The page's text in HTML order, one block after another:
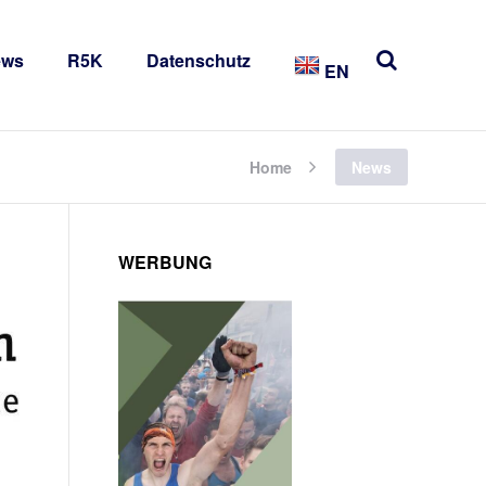
R5K Datenschutz EN
Home News
WERBUNG